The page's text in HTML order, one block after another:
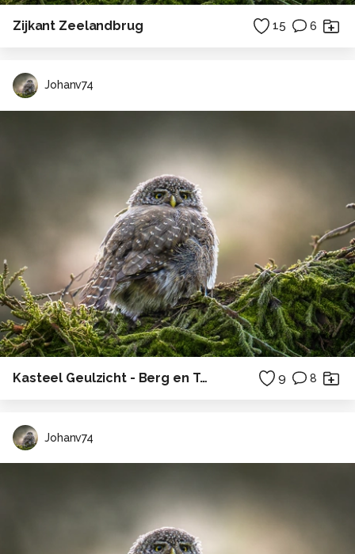
Zijkant Zeelandbrug 15 6
Johanv74
Kasteel Geulzicht - Berg en Terblijt 9 8
Johanv74